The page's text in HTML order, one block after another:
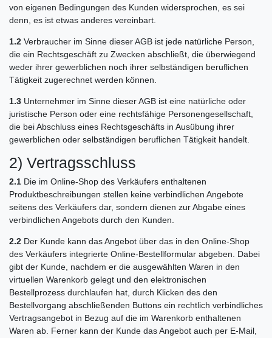
von eigenen Bedingungen des Kunden widersprochen, es sei
denn, es ist etwas anderes vereinbart.
1.2 Verbraucher im Sinne dieser AGB ist jede natürliche Person,
die ein Rechtsgeschäft zu Zwecken abschließt, die überwiegend
weder ihrer gewerblichen noch ihrer selbständigen beruflichen
Tätigkeit zugerechnet werden können.
1.3 Unternehmer im Sinne dieser AGB ist eine natürliche oder
juristische Person oder eine rechtsfähige Personengesellschaft,
die bei Abschluss eines Rechtsgeschäfts in Ausübung ihrer
gewerblichen oder selbständigen beruflichen Tätigkeit handelt.
2) Vertragsschluss
2.1 Die im Online-Shop des Verkäufers enthaltenen
Produktbeschreibungen stellen keine verbindlichen Angebote
seitens des Verkäufers dar, sondern dienen zur Abgabe eines
verbindlichen Angebots durch den Kunden.
2.2 Der Kunde kann das Angebot über das in den Online-Shop
des Verkäufers integrierte Online-Bestellformular abgeben. Dabei
gibt der Kunde, nachdem er die ausgewählten Waren in den
virtuellen Warenkorb gelegt und den elektronischen
Bestellprozess durchlaufen hat, durch Klicken des den
Bestellvorgang abschließenden Buttons ein rechtlich verbindliches
Vertragsangebot in Bezug auf die im Warenkorb enthaltenen
Waren ab. Ferner kann der Kunde das Angebot auch per E-Mail,